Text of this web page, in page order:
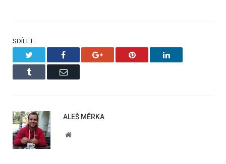
SDÍLET.
Facebook Google+ Pinterest LinkedIn
Tumblr Email
ALEŠ MĚRKA
Website